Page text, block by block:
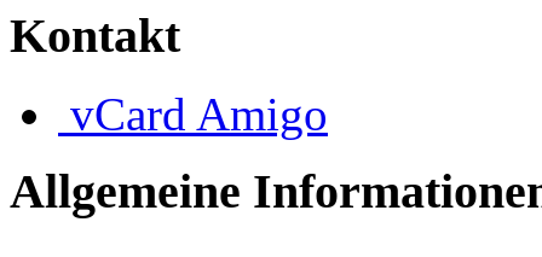
Kontakt
vCard Amigo
Allgemeine